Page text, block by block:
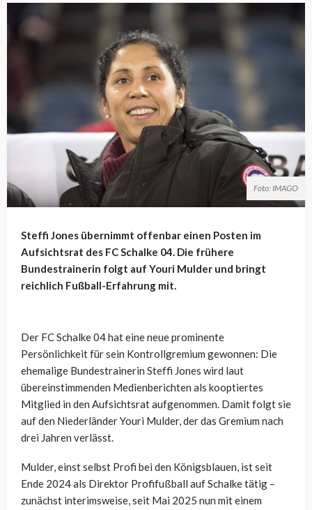
Foto: IMAGO
Steffi Jones übernimmt offenbar einen Posten im
Aufsichtsrat des FC Schalke 04. Die frühere
Bundestrainerin folgt auf Youri Mulder und bringt
reichlich Fußball-Erfahrung mit.
Der FC Schalke 04 hat eine neue prominente
Persönlichkeit für sein Kontrollgremium gewonnen: Die
ehemalige Bundestrainerin Steffi Jones wird laut
übereinstimmenden Medienberichten als kooptiertes
Mitglied in den Aufsichtsrat aufgenommen. Damit folgt sie
auf den Niederländer Youri Mulder, der das Gremium nach
drei Jahren verlässt.
Mulder, einst selbst Profi bei den Königsblauen, ist seit
Ende 2024 als Direktor Profifußball auf Schalke tätig –
zunächst interimsweise, seit Mai 2025 nun mit einem